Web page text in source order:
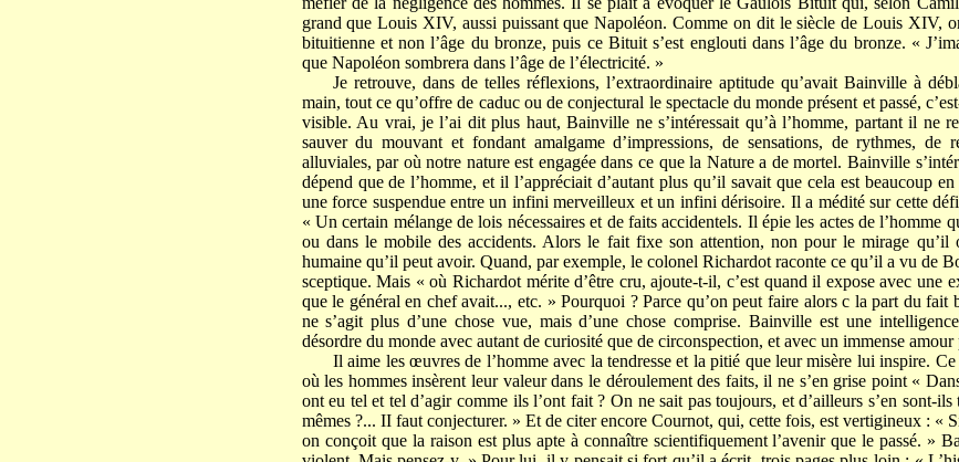
grand que Louis XIV, aussi puissant que Napoléon. Comme on dit le siècle de Louis XIV,
bituitienne et non l’âge du bronze, puis ce Bituit s’est englouti dans l’âge du bronze. «
que Napoléon sombrera dans l’âge de l’électricité. »
Je retrouve, dans de telles réflexions, l’extraordinaire aptitude qu’avait Bainville à
main, tout ce qu’offre de caduc ou de conjectural le spectacle du monde présent et passé,
visible. Au vrai, je l’ai dit plus haut, Bainville ne s’intéressait qu’à l’homme, partant il ne
sauver du mouvant et fondant amalgame d’impressions, de sensations, de rythmes, de
alluviales, par où notre nature est engagée dans ce que la Nature a de mortel. Bainville
dépend que de l’homme, et il l’appréciait d’autant plus qu’il savait que cela est beaucoup
une force suspendue entre un infini merveilleux et un infini dérisoire. Il a médité sur cette
« Un certain mélange de lois nécessaires et de faits accidentels. Il épie les actes de l’homme
ou dans le mobile des accidents. Alors le fait fixe son attention, non pour le mirage qu’il
humaine qu’il peut avoir. Quand, par exemple, le colonel Richardot raconte ce qu’il a vu de
sceptique. Mais « où Richardot mérite d’être cru, ajoute-t-il, c’est quand il expose avec une
que le général en chef avait..., etc. » Pourquoi ? Parce qu’on peut faire alors c la part du fait
ne s’agit plus d’une chose vue, mais d’une chose comprise. Bainville est une
désordre du monde avec autant de curiosité que de circonspection, et avec un immense
Il aime les œuvres de l’homme avec la tendresse et la pitié que leur misère lui inspire. Ce
où les hommes insèrent leur valeur dans le déroulement des faits, il ne s’en grise point «
ont eu tel et tel d’agir comme ils l’ont fait ? On ne sait pas toujours, et d’ailleurs s’en sont-
mêmes ?... II faut conjecturer. » Et de citer encore Cournot, qui, cette fois, est vertigineux : «
on conçoit que la raison est plus apte à connaître scientifiquement l’avenir que le passé. »